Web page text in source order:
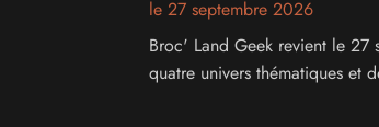
le 27 septembre 2026
Broc' Land Geek revient le
quatre univers thématiques et